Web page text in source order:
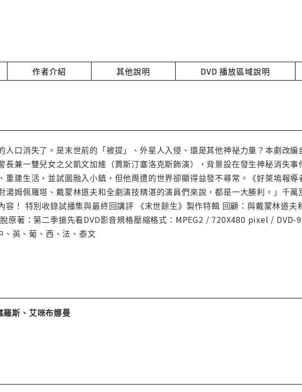
作者介紹 其他說明 DVD 播放區域說明
人口消失了。是末世前的「被提」、外星人入侵、還是其他神祕力量？本劇改
長兼一雙兒女之父凱文加維（賈斯汀塞洛克斯飾演），背景設在發生神秘消失
重建生活，並試圖融入小鎮，但他周遭的世界卻顯得益發不尋常。《好萊塢報
湯姆佩羅塔、戴蒙林道夫和全劇演技精湛的演員們來說，都是一大勝利。」千
容！ 特別收錄試播集與最終回講評 《末世餘生》製作特輯 回顧：與戴蒙林道
原著：第二季搶先看DVD影音規格壓縮格式：MPEG2 / 720X480 pixel / DVD-
英、葡、西、法、泰文
斯、艾咪布娜曼